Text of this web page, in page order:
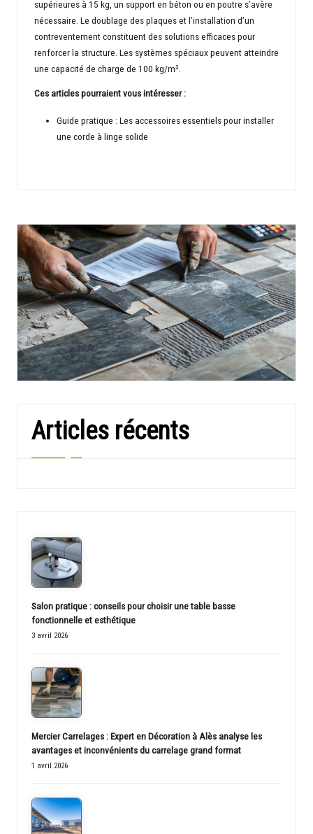
supérieures à 15 kg, un support en béton ou en poutre s’avère
nécessaire. Le doublage des plaques et l’installation d’un
contreventement constituent des solutions efficaces pour
renforcer la structure. Les systèmes spéciaux peuvent atteindre
une capacité de charge de 100 kg/m².
Ces articles pourraient vous intéresser :
Guide pratique : Les accessoires essentiels pour installer
une corde à linge solide
Articles récents
Salon pratique : conseils pour choisir une table basse
fonctionnelle et esthétique
3 avril 2026
Mercier Carrelages : Expert en Décoration à Alès analyse les
avantages et inconvénients du carrelage grand format
1 avril 2026